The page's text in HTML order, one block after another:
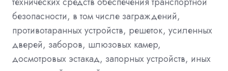
безопасности, в том числе заграждений,
противотаранных устройств, решеток, усиленных
дверей, заборов, шлюзовых камер,
досмотровых эстакад, запорных устройств, иных